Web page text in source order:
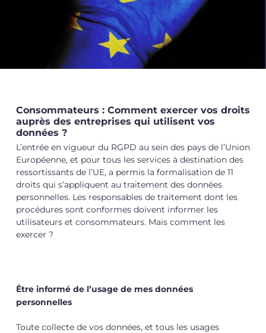
Consommateurs : Comment exercer vos droits
auprès des entreprises qui utilisent vos
données ?
L’entrée en vigueur du RGPD au sein des pays de l’Union
Européenne, et pour tous les services à destination des
ressortissants de l’UE, a permis la formalisation de 11
droits qui s’appliquent au traitement des données
personnelles. Les responsables de traitement dont les
procédures sont conformes doivent informer les
utilisateurs et consommateurs. Mais comment les
exercer ?
Être informé de l’usage de mes données
personnelles
Toute collecte de vos données, et tous les usages